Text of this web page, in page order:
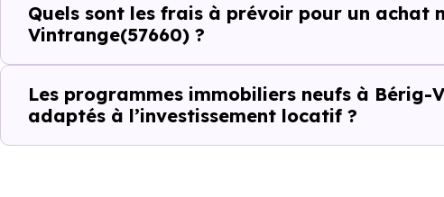
Acheter dans le neuf
comparer au-delà du
À première vue, leprix au m² d’un
bien ancien. Pourtant, ce chiffre
Quels sont les frais à prévoir pour un achat
Vintrange(57660) ?
Les programmes immobiliers neufs à Bérig-
adaptés à l’investissement locatif ?